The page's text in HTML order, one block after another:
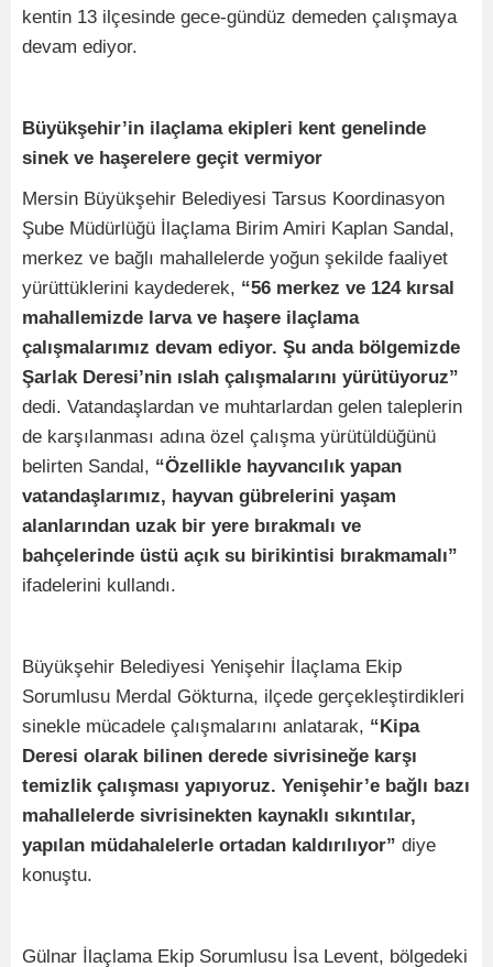
kentin 13 ilçesinde gece-gündüz demeden çalışmaya
devam ediyor.
Büyükşehir’in ilaçlama ekipleri kent genelinde
sinek ve haşerelere geçit vermiyor
Mersin Büyükşehir Belediyesi Tarsus Koordinasyon
Şube Müdürlüğü İlaçlama Birim Amiri Kaplan Sandal,
merkez ve bağlı mahallelerde yoğun şekilde faaliyet
yürüttüklerini kaydederek, “56 merkez ve 124 kırsal
mahallemizde larva ve haşere ilaçlama
çalışmalarımız devam ediyor. Şu anda bölgemizde
Şarlak Deresi’nin ıslah çalışmalarını yürütüyoruz”
dedi. Vatandaşlardan ve muhtarlardan gelen taleplerin
de karşılanması adına özel çalışma yürütüldüğünü
belirten Sandal, “Özellikle hayvancılık yapan
vatandaşlarımız, hayvan gübrelerini yaşam
alanlarından uzak bir yere bırakmalı ve
bahçelerinde üstü açık su birikintisi bırakmamalı”
ifadelerini kullandı.
Büyükşehir Belediyesi Yenişehir İlaçlama Ekip
Sorumlusu Merdal Gökturna, ilçede gerçekleştirdikleri
sinekle mücadele çalışmalarını anlatarak, “Kipa
Deresi olarak bilinen derede sivrisineğe karşı
temizlik çalışması yapıyoruz. Yenişehir’e bağlı bazı
mahallelerde sivrisinekten kaynaklı sıkıntılar,
yapılan müdahalelerle ortadan kaldırılıyor” diye
konuştu.
Gülnar İlaçlama Ekip Sorumlusu İsa Levent, bölgedeki